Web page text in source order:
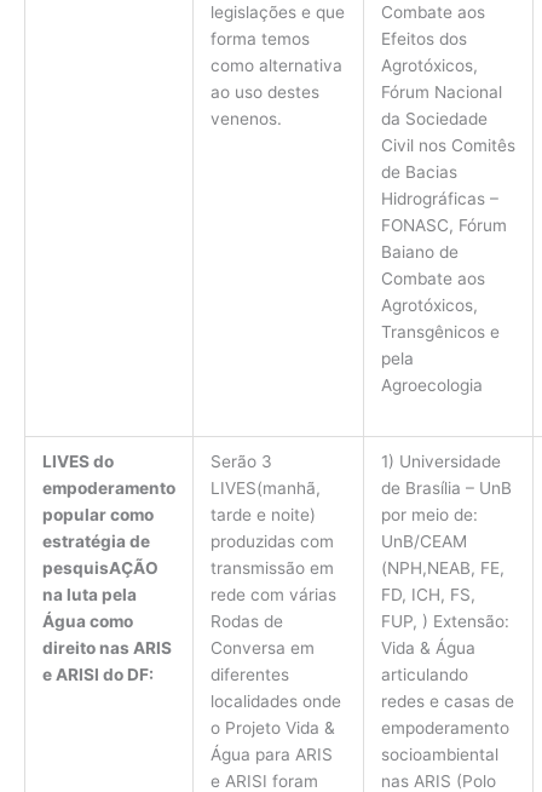
legislações e que
forma temos
como alternativa
ao uso destes
venenos.
Combate aos
Efeitos dos
Agrotóxicos,
Fórum Nacional
da Sociedade
Civil nos Comitês
de Bacias
Hidrográficas –
FONASC, Fórum
Baiano de
Combate aos
Agrotóxicos,
Transgênicos e
pela
Agroecologia
LIVES do
empoderamento
popular como
estratégia de
pesquisAÇÃO
na luta pela
Água como
direito nas ARIS
e ARISI do DF:
Serão 3
LIVES(manhã,
tarde e noite)
produzidas com
transmissão em
rede com várias
Rodas de
Conversa em
diferentes
localidades onde
o Projeto Vida &
Água para ARIS
e ARISI foram
1) Universidade
de Brasília – UnB
por meio de:
UnB/CEAM
(NPH,NEAB, FE,
FD, ICH, FS,
FUP, ) Extensão:
Vida & Água
articulando
redes e casas de
empoderamento
socioambiental
nas ARIS (Polo